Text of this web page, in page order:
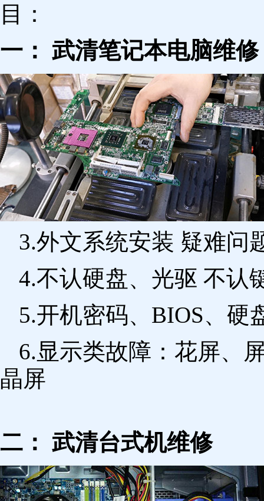
目：
一： 武清笔记本电脑维修
3.外文系统安装 疑难问
4.不认硬盘、光驱 不认
5.开机密码、BIOS、硬
6.显示类故障：花屏、
晶屏
二： 武清台式机维修